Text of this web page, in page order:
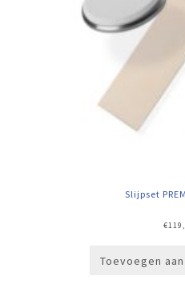
Slijpset
€
Toevoegen